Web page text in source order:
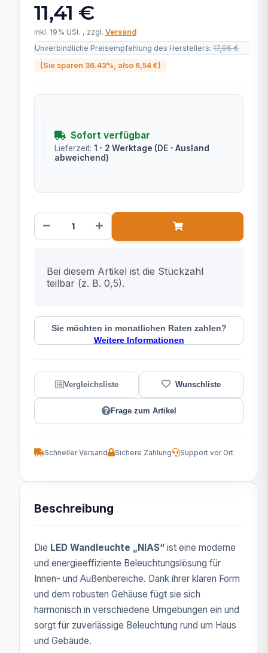
11,41 €
inkl. 19% USt. , zzgl. Versand
Unverbindliche Preisempfehlung des Herstellers: 17,95 €
(Sie sparen 36.43% , also 6,54 €)
Sofort verfügbar
Lieferzeit: 1 - 2 Werktage (DE - Ausland
abweichend)
Bei diesem Artikel ist die Stückzahl
teilbar (z. B. 0,5).
Sie möchten in monatlichen Raten zahlen?
Weitere Informationen
Frage zum Artikel
Schneller Versand Sichere Zahlung Support vor Ort
Beschreibung
Die LED Wandleuchte „NIAS“ ist eine moderne
und energieeffiziente Beleuchtungslösung für
Innen- und Außenbereiche. Dank ihrer klaren Form
und dem robusten Gehäuse fügt sie sich
harmonisch in verschiedene Umgebungen ein und
sorgt für zuverlässige Beleuchtung rund um Haus
und Gebäude.